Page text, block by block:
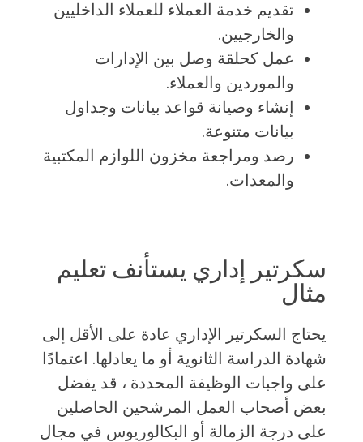
تقديم خدمة العملاء للعملاء الداخليين
والخارجيين.
عمل كحلقة وصل بين الإدارات
والموردين والعملاء.
إنشاء وصيانة قواعد بيانات وجداول
بيانات متنوعة.
رصد ومراجعة مخزون اللوازم المكتبية
والمعدات.
سكرتير إداري يستأنف تعليم
مثال
يحتاج السكرتير الإداري عادة على الأقل إلى
شهادة الدراسة الثانوية أو ما يعادلها. اعتمادًا
على واجبات الوظيفة المحددة ، قد يفضل
بعض أصحاب العمل المرشحين الحاصلين
على درجة الزمالة أو البكالوريوس في مجال